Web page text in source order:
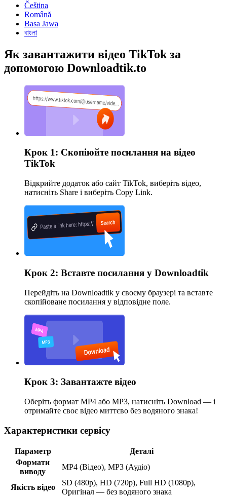
Čeština
Română
Basa Jawa
বাংলা
Як завантажити відео TikTok за
допомогою Downloadtik.to
Крок 1: Скопіюйте посилання на відео
TikTok
Відкрийте додаток або сайт TikTok, виберіть відео,
натисніть Share і виберіть Copy Link.
Крок 2: Вставте посилання у Downloadtik
Перейдіть на Downloadtik у своєму браузері та вставте
скопійоване посилання у відповідне поле.
Крок 3: Завантажте відео
Оберіть формат MP4 або MP3, натисніть Download — і
отримайте своє відео миттєво без водяного знака!
Характеристики сервісу
Параметр
Деталі
Формати
виводу
MP4 (Відео), MP3 (Аудіо)
Якість відео
SD (480p), HD (720p), Full HD (1080p),
Оригінал — без водяного знака